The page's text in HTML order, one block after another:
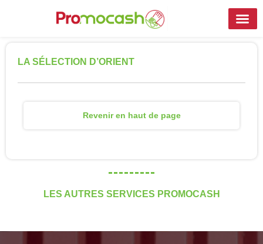
LA SÉLECTION D’ORIENT
Revenir en haut de page
LES AUTRES SERVICES PROMOCASH